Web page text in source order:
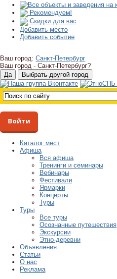
Рекомендуем!
Скидки для вас
Добавить место
Добавить событие
Ваш город: Санкт-Петербург
Ваш город - Санкт-Петербург?
Войти
Каталог мест
Афиша
Вся афиша
Тренинги и семинары
Вебинары
Фестивали
Ярмарки
Концерты
Туры
Туры
Все туры
Осознанные путешествия
Экскурсии
Этно-деревни
Объявления
Статьи
О нас
Реклама